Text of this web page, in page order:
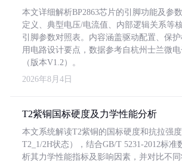
本文详细解析BP2863芯片的引脚功能及参
定义、典型电压/电流值、内部逻辑关系等
引脚参数对照表。内容涵盖驱动配置、保
用电路设计要点，数据参考自杭州士兰微
（版本V1.2）。
2026年8月4日
T2紫铜国标硬度及力学性能分析
本文系统解读T2紫铜的国标硬度和抗拉强
T2_1/2H状态），结合GB/T 5231-2012标准
析其力学性能指标及影响因素，并对比不